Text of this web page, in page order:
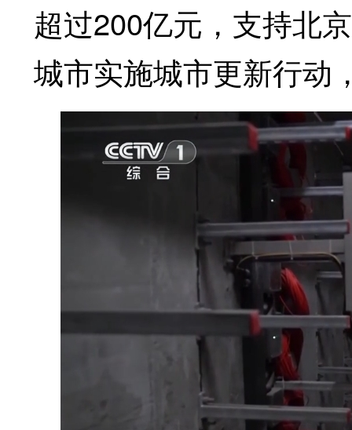
超过200亿元，支持北
城市实施城市更新行动